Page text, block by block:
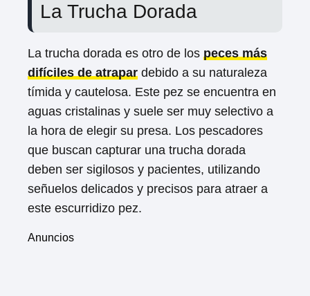
La Trucha Dorada
La trucha dorada es otro de los peces más
difíciles de atrapar debido a su naturaleza
tímida y cautelosa. Este pez se encuentra en
aguas cristalinas y suele ser muy selectivo a
la hora de elegir su presa. Los pescadores
que buscan capturar una trucha dorada
deben ser sigilosos y pacientes, utilizando
señuelos delicados y precisos para atraer a
este escurridizo pez.
Anuncios